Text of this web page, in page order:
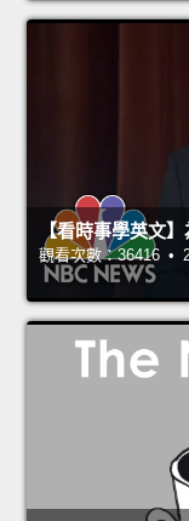
【看時事學英文
觀看次數：36416 •